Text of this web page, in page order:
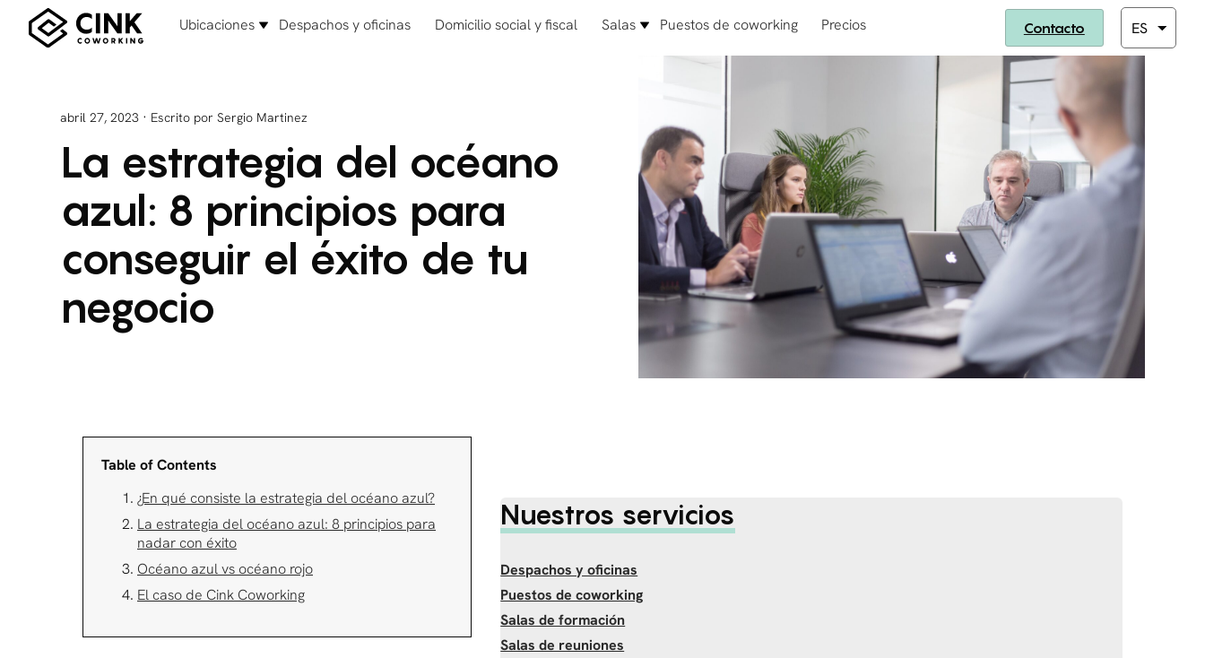
Ubicaciones Despachos y oficinas Domicilio social y fiscal Salas Puestos de coworking Precios Contacto
abril 27, 2023 · Escrito por Sergio Martinez
La estrategia del océano
azul: 8 principios para
conseguir el éxito de tu
negocio
Table of Contents
¿En qué consiste la estrategia del océano azul?
La estrategia del océano azul: 8 principios para
nadar con éxito
Océano azul vs océano rojo
El caso de Cink Coworking
Nuestros servicios
Despachos y oficinas
Puestos de coworking
Salas de formación
Salas de reuniones